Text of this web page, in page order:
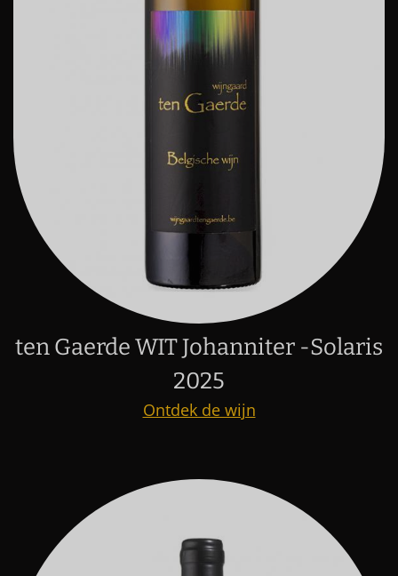
ten Gaerde WIT Johanniter -Solaris
2025
Ontdek de wijn